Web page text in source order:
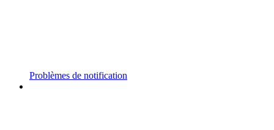
Problèmes de notification